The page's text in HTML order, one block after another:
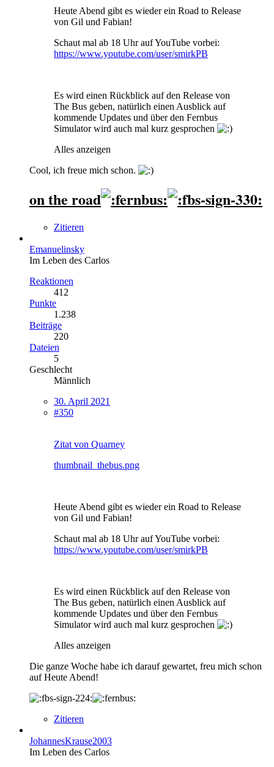
Heute Abend gibt es wieder ein Road to Release
von Gil und Fabian!
Schaut mal ab 18 Uhr auf YouTube vorbei:
https://www.youtube.com/user/smirkPB
Es wird einen Rückblick auf den Release von
The Bus geben, natürlich einen Ausblick auf
kommende Updates und über den Fernbus
Simulator wird auch mal kurz gesprochen
Alles anzeigen
Cool, ich freue mich schon.
on the road
Zitieren
Emanuelinsky
Im Leben des Carlos
Reaktionen
412
Punkte
1.238
Beiträge
220
Dateien
5
Geschlecht
Männlich
30. April 2021
#350
Zitat von Quarney
thumbnail_thebus.png
Heute Abend gibt es wieder ein Road to Release
von Gil und Fabian!
Schaut mal ab 18 Uhr auf YouTube vorbei:
https://www.youtube.com/user/smirkPB
Es wird einen Rückblick auf den Release von
The Bus geben, natürlich einen Ausblick auf
kommende Updates und über den Fernbus
Simulator wird auch mal kurz gesprochen
Alles anzeigen
Die ganze Woche habe ich darauf gewartet, freu mich schon
auf Heute Abend!
Zitieren
JohannesKrause2003
Im Leben des Carlos